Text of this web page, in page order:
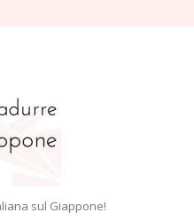
sul Giappone!